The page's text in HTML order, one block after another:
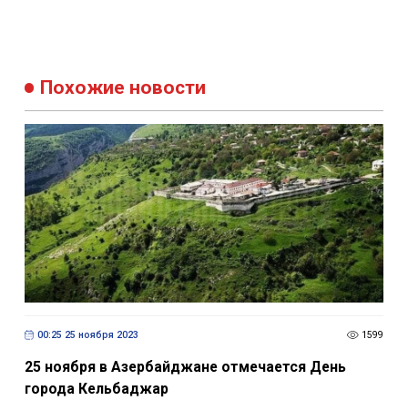
Похожие новости
00:25 25 ноября 2023 1599
25 ноября в Азербайджане отмечается День
города Кельбаджар